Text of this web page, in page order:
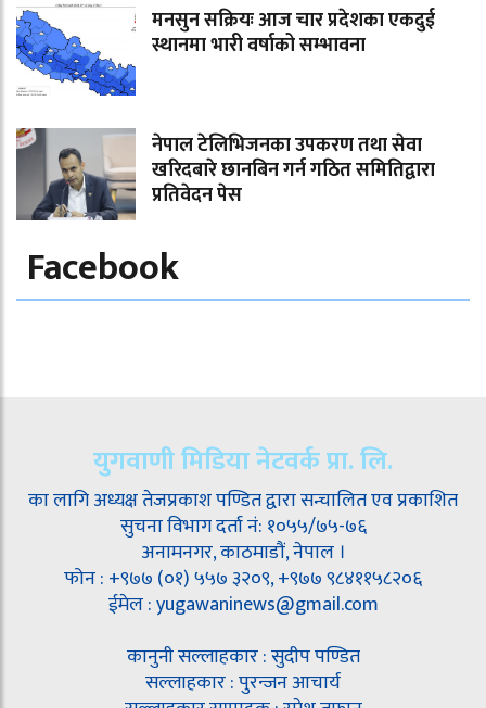
मनसुन सक्रियः आज चार प्रदेशका एकदुई
स्थानमा भारी वर्षाको सम्भावना
नेपाल टेलिभिजनका उपकरण तथा सेवा
खरिदबारे छानबिन गर्न गठित समितिद्वारा
प्रतिवेदन पेस
Facebook
युगवाणी मिडिया नेटवर्क प्रा. लि.
का लागि अध्यक्ष तेजप्रकाश पण्डित द्वारा सन्चालित एव प्रकाशित
सुचना विभाग दर्ता नं: १०५५/७५-७६
अनामनगर, काठमाडौं, नेपाल ।
फोन : +९७७ (०१) ५५७ ३२०९, +९७७ ९८४११५८२०६
ईमेल : yugawaninews@gmail.com
कानुनी सल्लाहकार : सुदीप पण्डित
सल्लाहकार : पुरन्जन आचार्य